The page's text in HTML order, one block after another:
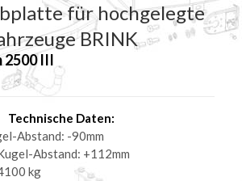
für hochgelegte
BRINK
2500 III
Technische Daten:
Abstand: -90mm
Abstand: +112mm
kg